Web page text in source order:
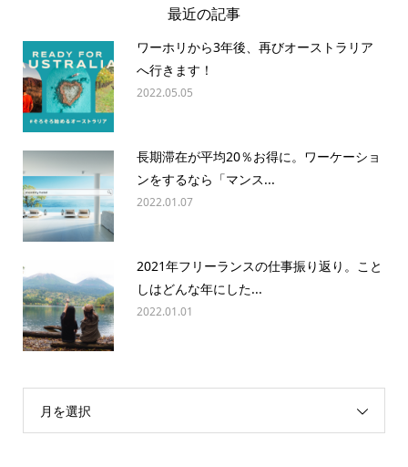
最近の記事
ワーホリから3年後、再びオーストラリア
へ行きます！
2022.05.05
長期滞在が平均20％お得に。ワーケーショ
ンをするなら「マンス...
2022.01.07
2021年フリーランスの仕事振り返り。こと
しはどんな年にした...
2022.01.01
月を選択